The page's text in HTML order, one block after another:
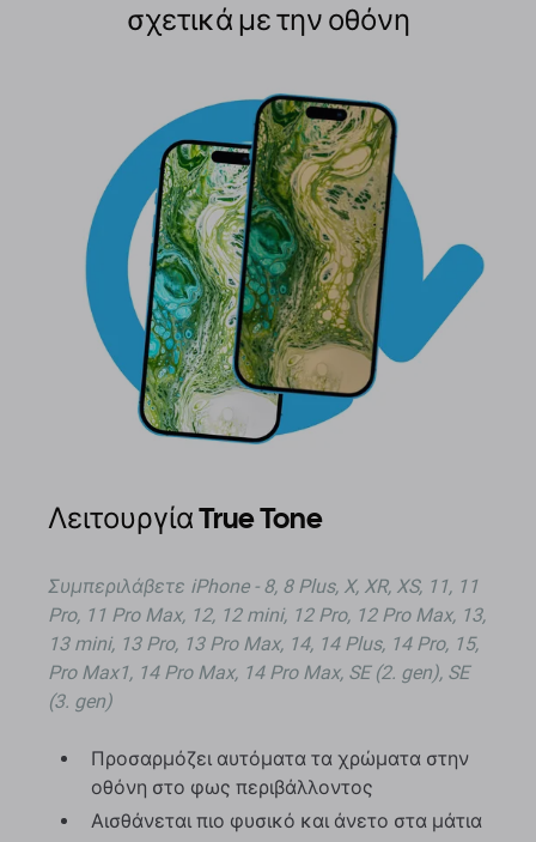
σχετικά με την οθόνη
Λειτουργία True Tone
Συμπεριλάβετε iPhone - 8, 8 Plus, X, XR, XS, 11, 11
Pro, 11 Pro Max, 12, 12 mini, 12 Pro, 12 Pro Max, 13,
13 mini, 13 Pro, 13 Pro Max, 14, 14 Plus, 14 Pro, 15,
Pro Max1, 14 Pro Max, 14 Pro Max, SE (2. gen), SE
(3. gen)
Προσαρμόζει αυτόματα τα χρώματα στην
οθόνη στο φως περιβάλλοντος
Αισθάνεται πιο φυσικό και άνετο στα μάτια